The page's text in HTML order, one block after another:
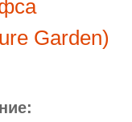
Garden)